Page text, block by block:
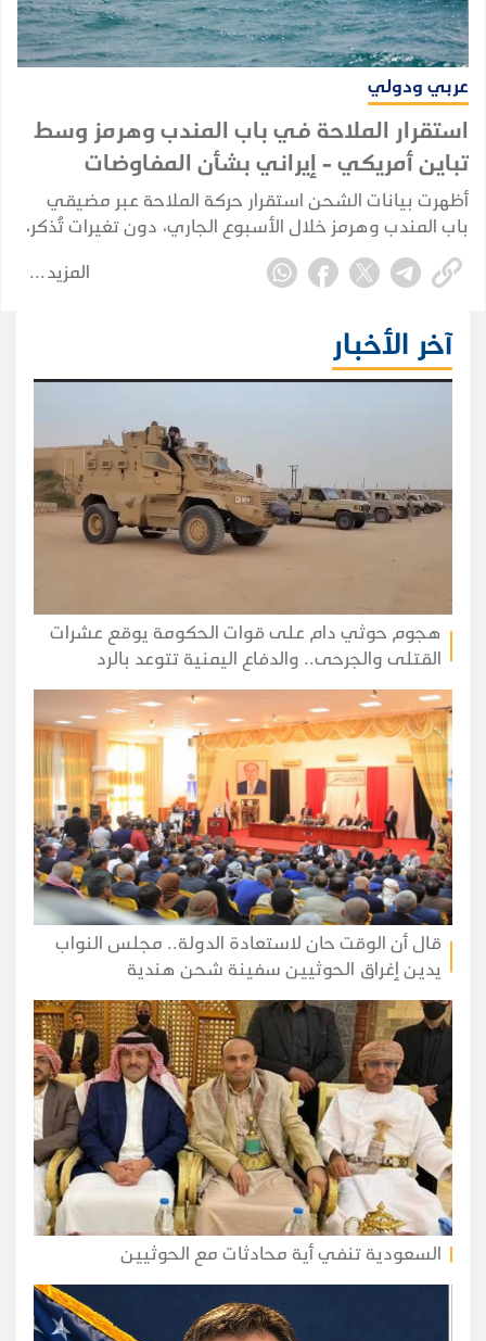
عربي ودولي
استقرار الملاحة في باب المندب وهرمز وسط
تباين أمريكي - إيراني بشأن المفاوضات
أظهرت بيانات الشحن استقرار حركة الملاحة عبر مضيقي
باب المندب وهرمز خلال الأسبوع الجاري، دون تغيرات تُذكر،
رغم استمرار الغموض بشأن مسار المفاوضات بين الولايات
المتحدة وإيران.
المزيد
آخر الأخبار
هجوم حوثي دام على قوات الحكومة يوقع عشرات
القتلى والجرحى.. والدفاع اليمنية تتوعد بالرد
قال أن الوقت حان لاستعادة الدولة.. مجلس النواب
يدين إغراق الحوثيين سفينة شحن هندية
السعودية تنفي أية محادثات مع الحوثيين